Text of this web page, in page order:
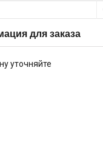
для заказа
уточняйте